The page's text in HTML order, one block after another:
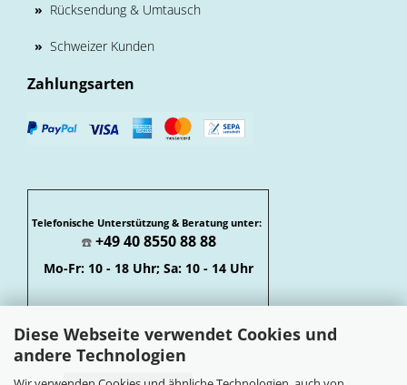
Diese Webseite verwendet Cookies und
andere Technologien
» Rücksendung & Umtausch
» Schweizer Kunden
Zahlungsarten
Telefonische Unterstützung & Beratung unter:
☎️ +49 40 8550 88 88
Mo-Fr: 10 - 18 Uhr; Sa: 10 - 14 Uhr